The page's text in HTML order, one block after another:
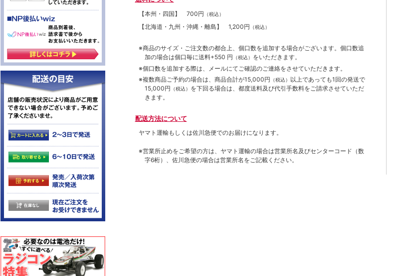
【本州・四国】 700円 （税込）
【北海道・九州・沖縄・離島】 1,200円 （税込）
※商品のサイズ・ご注文数の都合上、個口数を追加する場合がございます。個口数追
加の場合は個口毎に送料+550 円 （税込） をいただきます。
※個口数を追加する際は、メールにてご確認のご連絡をさせていただきます。
※複数商品ご予約の場合は、商品合計が15,000円 （税込） 以上であっても1回の発送で
15,000円 （税込） を下回る場合は、都度送料及び代引手数料をご請求させていただ
きます。
配送方法について
ヤマト運輸もしくは佐川急便でのお届けになります。
※営業所止めをご希望の方は、ヤマト運輸の場合は営業所名及びセンターコード（数
字6桁）、佐川急便の場合は営業所名をご記載ください。